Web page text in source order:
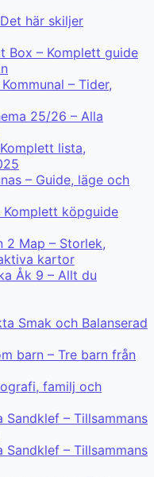
här skiljer
Box – Komplett guide
– Tider,
25/26 – Alla
lista,
– Guide, läge och
Komplett köpguide
2 Map – Storlek,
kartor
Åk 9 – Allt du
Smak och Balanserad
barn – Tre barn från
familj och
Sandklef – Tillsammans
Sandklef – Tillsammans